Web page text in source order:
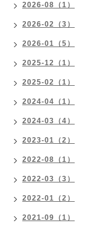
2026-08（1）
2026-02（3）
2026-01（5）
2025-12（1）
2025-02（1）
2024-04（1）
2024-03（4）
2023-01（2）
2022-08（1）
2022-03（3）
2022-01（2）
2021-09（1）